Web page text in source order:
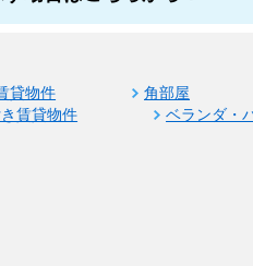
貸物件
角部屋
賃貸物件
ベランダ・